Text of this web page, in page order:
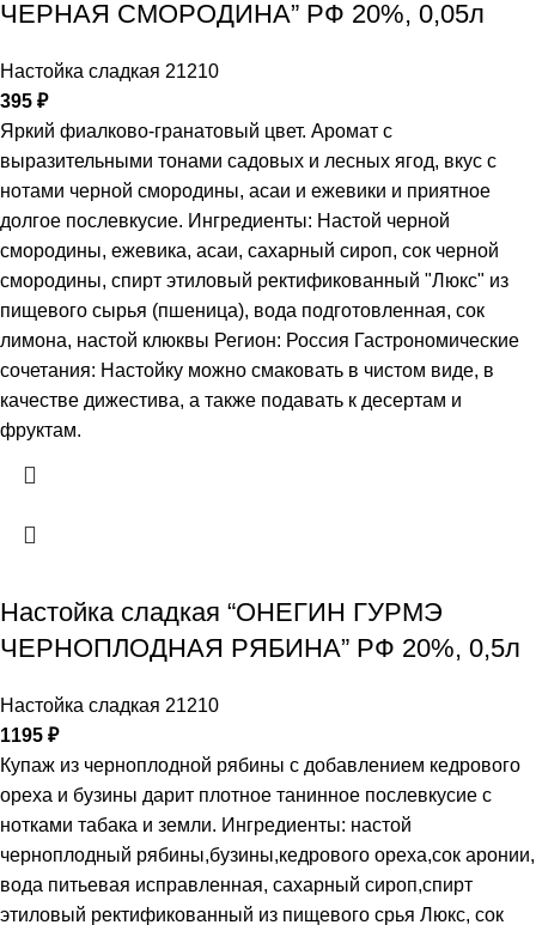
ЧЕРНАЯ СМОРОДИНА” РФ 20%, 0,05л
Настойка сладкая 21210
395 ₽
Яркий фиалково-гранатовый цвет. Аромат с
выразительными тонами садовых и лесных ягод, вкус с
нотами черной смородины, асаи и ежевики и приятное
долгое послевкусие. Ингредиенты: Настой черной
смородины, ежевика, асаи, сахарный сироп, сок черной
смородины, спирт этиловый ректификованный "Люкс" из
пищевого сырья (пшеница), вода подготовленная, сок
лимона, настой клюквы Регион: Россия Гастрономические
сочетания: Настойку можно смаковать в чистом виде, в
качестве дижестива, а также подавать к десертам и
фруктам.
Настойка сладкая “ОНЕГИН ГУРМЭ
ЧЕРНОПЛОДНАЯ РЯБИНА” РФ 20%, 0,5л
Настойка сладкая 21210
1195 ₽
Купаж из черноплодной рябины с добавлением кедрового
ореха и бузины дарит плотное танинное послевкусие с
нотками табака и земли. Ингредиенты: настой
черноплодный рябины,бузины,кедрового ореха,сок аронии,
вода питьевая исправленная, сахарный сироп,спирт
этиловый ректификованный из пищевого срья Люкс, сок